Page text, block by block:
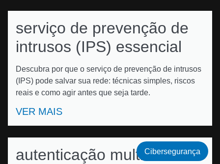
serviço de prevenção de
intrusos (IPS) essencial
Descubra por que o serviço de prevenção de intrusos
(IPS) pode salvar sua rede: técnicas simples, riscos
reais e como agir antes que seja tarde.
VER MAIS
autenticação multifator
Cibersegurança